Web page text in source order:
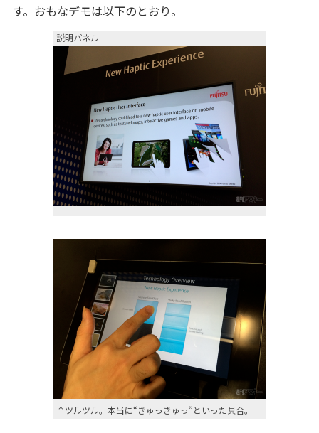
す。おもなデモは以下のとおり。
説明パネル
↑ツルツル。本当に“きゅっきゅっ”といった具合。